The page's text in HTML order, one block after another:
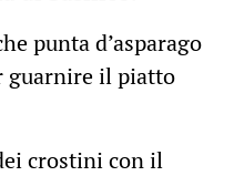
punta d’asparago
guarnire il piatto
crostini con il